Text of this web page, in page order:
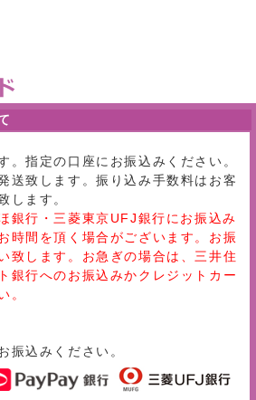
。指定の口座にお振込みください。
送致します。振り込み手数料はお客
します。
銀行・三菱東京UFJ銀行にお振込み
時間を頂く場合がございます。お振
致します。お急ぎの場合は、三井住
銀行へのお振込みかクレジットカー
。
振込みください。